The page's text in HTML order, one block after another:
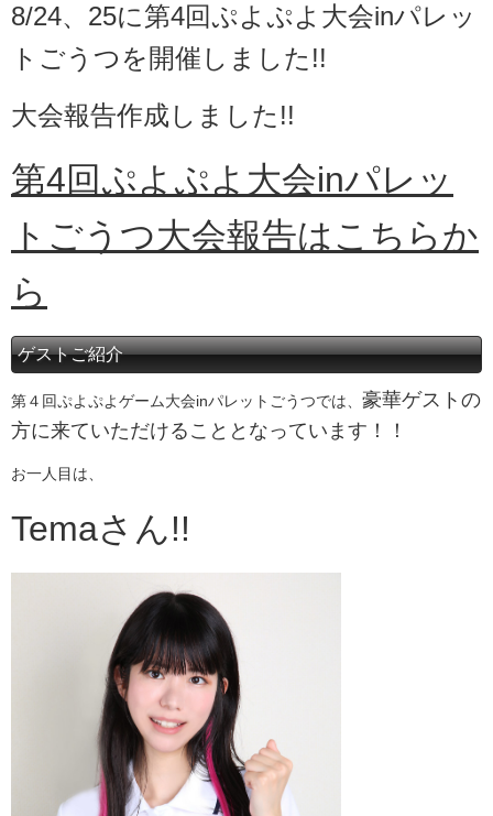
8/24、25に第4回ぷよぷよ大会inパレッ
トごうつを開催しました!!
大会報告作成しました!!
第4回ぷよぷよ大会inパレッ
トごうつ大会報告はこちらか
ら
ゲストご紹介
第４回ぷよぷよゲーム大会inパレットごうつでは、 豪華ゲストの
方に来ていただけることとなっています！！
お一人目は、
Temaさん!!